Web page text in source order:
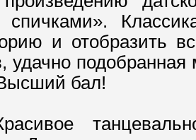
и отобразить
удачно
бал!